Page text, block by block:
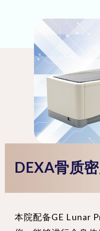
DEXA骨质
本院配备GE Lunar